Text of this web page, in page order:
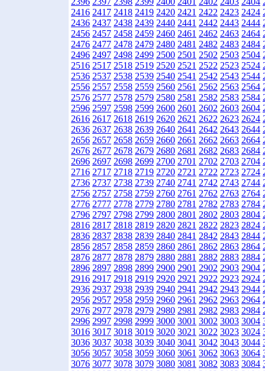
2416 2417 2418 2419 2420 2421 2422 2423 2424
2436 2437 2438 2439 2440 2441 2442 2443 2444
2456 2457 2458 2459 2460 2461 2462 2463 2464
2476 2477 2478 2479 2480 2481 2482 2483 2484
2496 2497 2498 2499 2500 2501 2502 2503 2504
2516 2517 2518 2519 2520 2521 2522 2523 2524
2536 2537 2538 2539 2540 2541 2542 2543 2544
2556 2557 2558 2559 2560 2561 2562 2563 2564
2576 2577 2578 2579 2580 2581 2582 2583 2584
2596 2597 2598 2599 2600 2601 2602 2603 2604
2616 2617 2618 2619 2620 2621 2622 2623 2624
2636 2637 2638 2639 2640 2641 2642 2643 2644
2656 2657 2658 2659 2660 2661 2662 2663 2664
2676 2677 2678 2679 2680 2681 2682 2683 2684
2696 2697 2698 2699 2700 2701 2702 2703 2704
2716 2717 2718 2719 2720 2721 2722 2723 2724
2736 2737 2738 2739 2740 2741 2742 2743 2744
2756 2757 2758 2759 2760 2761 2762 2763 2764
2776 2777 2778 2779 2780 2781 2782 2783 2784
2796 2797 2798 2799 2800 2801 2802 2803 2804
2816 2817 2818 2819 2820 2821 2822 2823 2824
2836 2837 2838 2839 2840 2841 2842 2843 2844
2856 2857 2858 2859 2860 2861 2862 2863 2864
2876 2877 2878 2879 2880 2881 2882 2883 2884
2896 2897 2898 2899 2900 2901 2902 2903 2904
2916 2917 2918 2919 2920 2921 2922 2923 2924
2936 2937 2938 2939 2940 2941 2942 2943 2944
2956 2957 2958 2959 2960 2961 2962 2963 2964
2976 2977 2978 2979 2980 2981 2982 2983 2984
2996 2997 2998 2999 3000 3001 3002 3003 3004
3016 3017 3018 3019 3020 3021 3022 3023 3024
3036 3037 3038 3039 3040 3041 3042 3043 3044
3056 3057 3058 3059 3060 3061 3062 3063 3064
3076 3077 3078 3079 3080 3081 3082 3083 3084